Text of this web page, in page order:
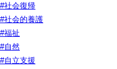
#社会復帰
#社会的養護
#福祉
#自然
#自立支援